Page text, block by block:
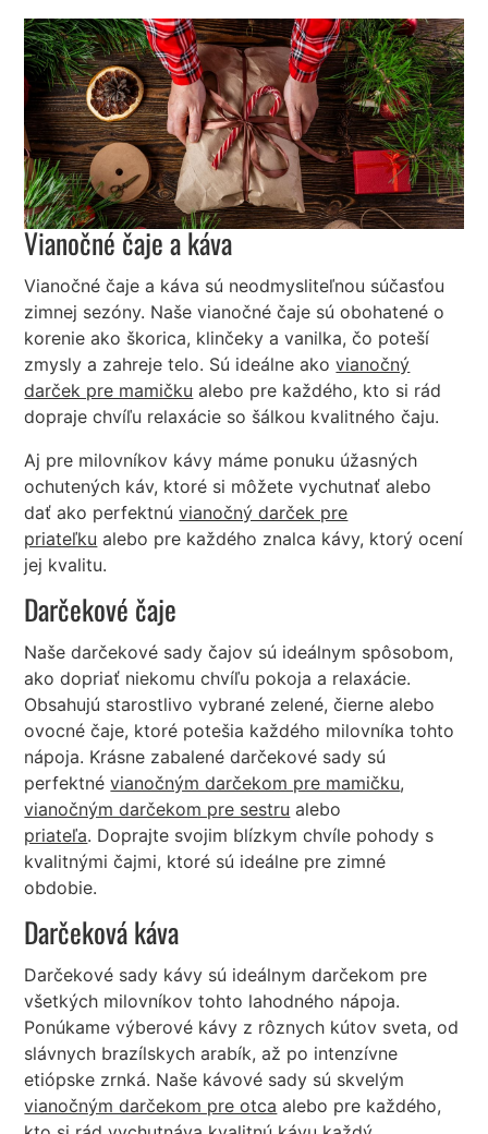
Vianočné čaje a káva
Vianočné čaje a káva sú neodmysliteľnou súčasťou
zimnej sezóny. Naše vianočné čaje sú obohatené o
korenie ako škorica, klinčeky a vanilka, čo poteší
zmysly a zahreje telo. Sú ideálne akovianočný
darček pre mamičku alebo pre každého, kto si rád
dopraje chvíľu relaxácie so šálkou kvalitného čaju.
Aj pre milovníkov kávy máme ponuku úžasných
ochutených káv, ktoré si môžete vychutnať alebo
dať ako perfektnúvianočný darček pre
priateľku alebo pre každého znalca kávy, ktorý ocení
jej kvalitu.
Darčekové čaje
Naše darčekové sady čajov sú ideálnym spôsobom,
ako dopriať niekomu chvíľu pokoja a relaxácie.
Obsahujú starostlivo vybrané zelené, čierne alebo
ovocné čaje, ktoré potešia každého milovníka tohto
nápoja. Krásne zabalené darčekové sady sú
perfektnévianočným darčekom pre mamičku,
vianočným darčekom pre sestru alebo
priateľa. Doprajte svojim blízkym chvíle pohody s
kvalitnými čajmi, ktoré sú ideálne pre zimné
obdobie.
Darčeková káva
Darčekové sady kávy sú ideálnym darčekom pre
všetkých milovníkov tohto lahodného nápoja.
Ponúkame výberové kávy z rôznych kútov sveta, od
slávnych brazílskych arabík, až po intenzívne
etiópske zrnká. Naše kávové sady sú skvelým
vianočným darčekom pre otca alebo pre každého,